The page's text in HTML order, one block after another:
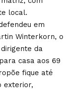
local.
em
Winterkorn, o
da
casa aos 69
fique até
exterior,